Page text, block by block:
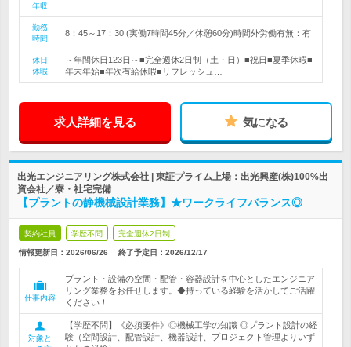
年収
勤務
時間
8：45～17：30 (実働7時間45分／休憩60分)時間外労働有無：有
休日
休暇
～年間休日123日～■完全週休2日制（土・日）■祝日■夏季休暇■
年末年始■年次有給休暇■リフレッシュ…
求人詳細を見る 気になる
出光エンジニアリング株式会社 | 東証プライム上場：出光興産(株)100%出
資会社／寮・社宅完備
【プラントの静機械設計業務】★ワークライフバランス◎
契約社員 学歴不問 完全週休2日制
情報更新日：2026/06/26 終了予定日： 2026/12/17
仕事内容
プラント・設備の空間・配管・容器設計を中心としたエンジニア
リング業務をお任せします。◆持っている経験を活かしてご活躍
ください！
対象と
【学歴不問】《必須要件》◎機械工学の知識 ◎プラント設計の経
験（空間設計、配管設計、機器設計、プロジェクト管理よりいず